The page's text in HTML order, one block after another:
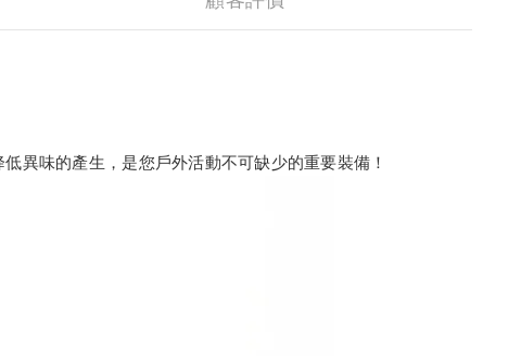
異味的產生，是您戶外活動不可缺少的重要裝備！